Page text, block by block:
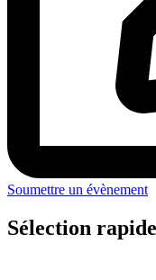
Soumettre un évènement
Sélection